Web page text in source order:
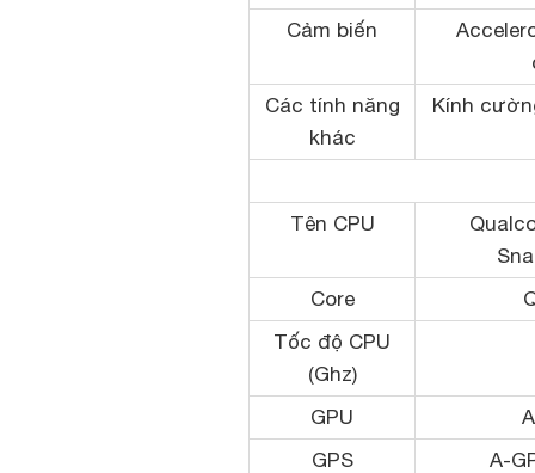
Cảm biến
Các tính năng
khác
Kính
Tên CPU
Core
Tốc độ CPU
(Ghz)
GPU
GPS
A-